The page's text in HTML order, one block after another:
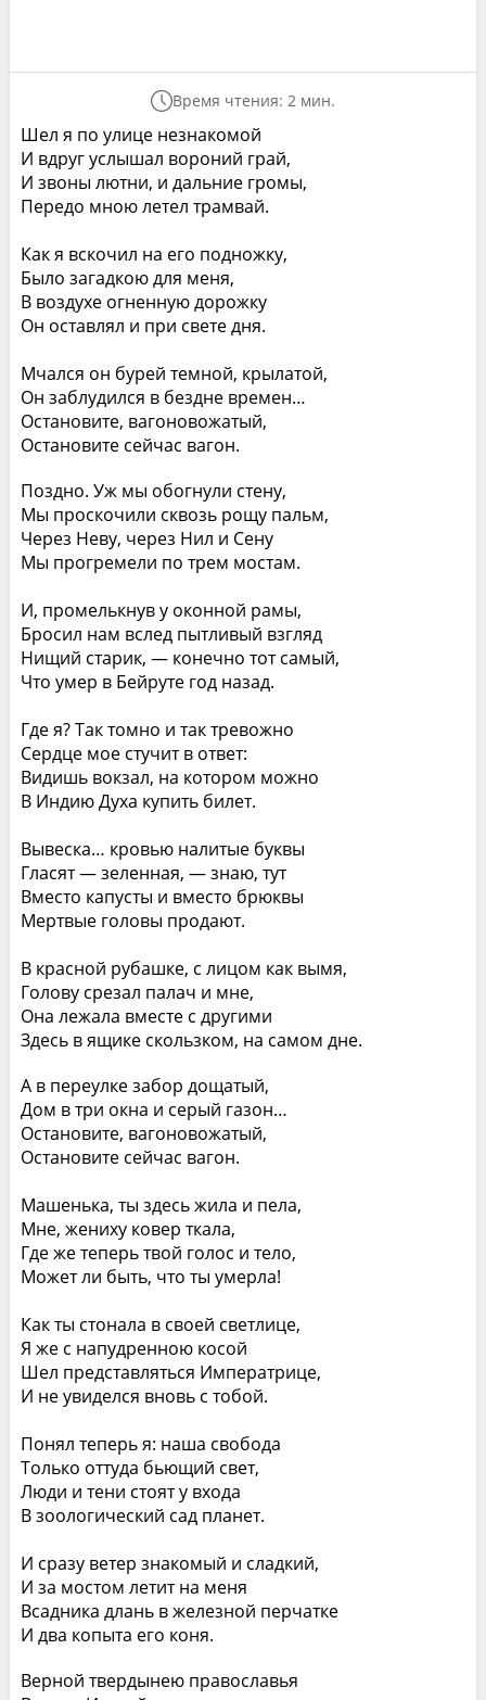
Время чтения: 2 мин.
Шел я по улице незнакомой
И вдруг услышал вороний грай,
И звоны лютни, и дальние громы,
Передо мною летел трамвай.
Как я вскочил на его подножку,
Было загадкою для меня,
В воздухе огненную дорожку
Он оставлял и при свете дня.
Мчался он бурей темной, крылатой,
Он заблудился в бездне времен…
Остановите, вагоновожатый,
Остановите сейчас вагон.
Поздно. Уж мы обогнули стену,
Мы проскочили сквозь рощу пальм,
Через Неву, через Нил и Сену
Мы прогремели по трем мостам.
И, промелькнув у оконной рамы,
Бросил нам вслед пытливый взгляд
Нищий старик, — конечно тот самый,
Что умер в Бейруте год назад.
Где я? Так томно и так тревожно
Сердце мое стучит в ответ:
Видишь вокзал, на котором можно
В Индию Духа купить билет.
Вывеска… кровью налитые буквы
Гласят — зеленная, — знаю, тут
Вместо капусты и вместо брюквы
Мертвые головы продают.
В красной рубашке, с лицом как вымя,
Голову срезал палач и мне,
Она лежала вместе с другими
Здесь в ящике скользком, на самом дне.
А в переулке забор дощатый,
Дом в три окна и серый газон…
Остановите, вагоновожатый,
Остановите сейчас вагон.
Машенька, ты здесь жила и пела,
Мне, жениху ковер ткала,
Где же теперь твой голос и тело,
Может ли быть, что ты умерла!
Как ты стонала в своей светлице,
Я же с напудренною косой
Шел представляться Императрице,
И не увиделся вновь с тобой.
Понял теперь я: наша свобода
Только оттуда бьющий свет,
Люди и тени стоят у входа
В зоологический сад планет.
И сразу ветер знакомый и сладкий,
И за мостом летит на меня
Всадника длань в железной перчатке
И два копыта его коня.
Верной твердынею православья